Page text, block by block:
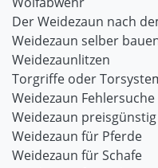
Der Weidezaun nach
Weidezaun selber
Weidezaunlitzen
Torgriffe oder
Weidezaun Fehlersuche
Weidezaun preisgünstig
Weidezaun für Pferde
Weidezaun für Schafe